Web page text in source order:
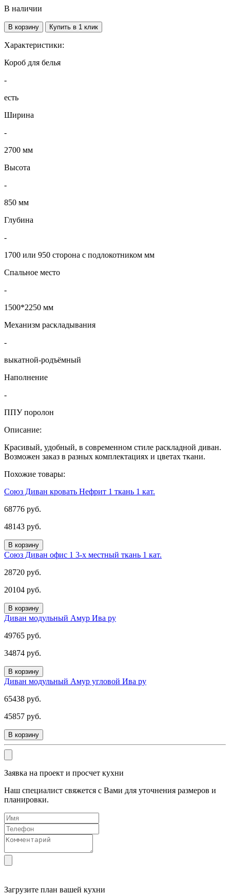
В наличии
В корзину Купить в 1 клик
Характеристики:
Короб для белья
-
есть
Ширина
-
2700 мм
Высота
-
850 мм
Глубина
-
1700 или 950 сторона с подлокотником мм
Спальное место
-
1500*2250 мм
Механизм раскладывания
-
выкатной-родъёмный
Наполнение
-
ППУ поролон
Описание:
Красивый, удобный, в современном стиле раскладной диван.
Возможен заказ в разных комплектациях и цветах ткани.
Похожие товары:
Союз Диван кровать Нефрит 1 ткань 1 кат.
68776 руб.
48143 руб.
В корзину
Союз Диван офис 1 3-х местный ткань 1 кат.
28720 руб.
20104 руб.
В корзину
Диван модульный Амур Ива ру
49765 руб.
34874 руб.
В корзину
Диван модульный Амур угловой Ива ру
65438 руб.
45857 руб.
В корзину
Заявка на проект и просчет кухни
Наш специалист свяжется с Вами для уточнения размеров и
планировки.
Загрузите план вашей кухни